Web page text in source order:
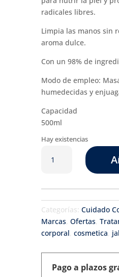
radicales libres.
Limpia las manos sin
aroma dulce.
Con un 98% de
Modo de empleo:
humedecidas y
Capacidad
500ml
Hay existencias
hidratante
natural
-
Higuera
cantidad
Categorías:Cuidado
Marcas,Ofertas,
corporal,cosmetica,
Pago a plazos